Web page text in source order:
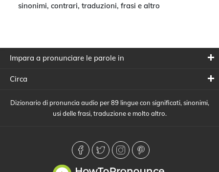
sinonimi, contrari, traduzioni, frasi e altro
Impara a pronunciare le parole in
Circa
Dizionario di pronuncia audio per 89 lingue con significati, sinonimi,
usi delle frasi, traduzione e molto altro.